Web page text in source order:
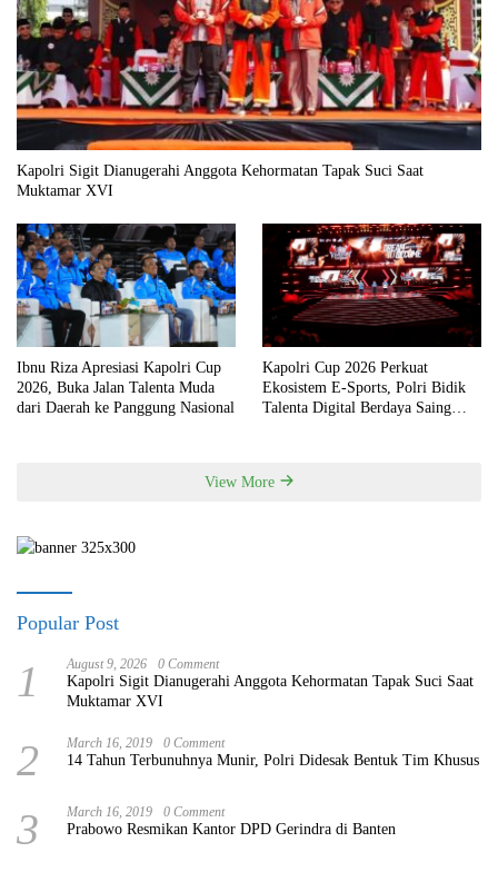
Kapolri Sigit Dianugerahi Anggota Kehormatan Tapak Suci Saat
Muktamar XVI
Ibnu Riza Apresiasi Kapolri Cup
2026, Buka Jalan Talenta Muda
dari Daerah ke Panggung Nasional
Kapolri Cup 2026 Perkuat
Ekosistem E-Sports, Polri Bidik
Talenta Digital Berdaya Saing
View More
Popular Post
1 August 9, 2026 0 Comment
Kapolri Sigit Dianugerahi Anggota Kehormatan Tapak Suci Saat
Muktamar XVI
2 March 16, 2019 0 Comment
14 Tahun Terbunuhnya Munir, Polri Didesak Bentuk Tim Khusus
3 March 16, 2019 0 Comment
Prabowo Resmikan Kantor DPD Gerindra di Banten